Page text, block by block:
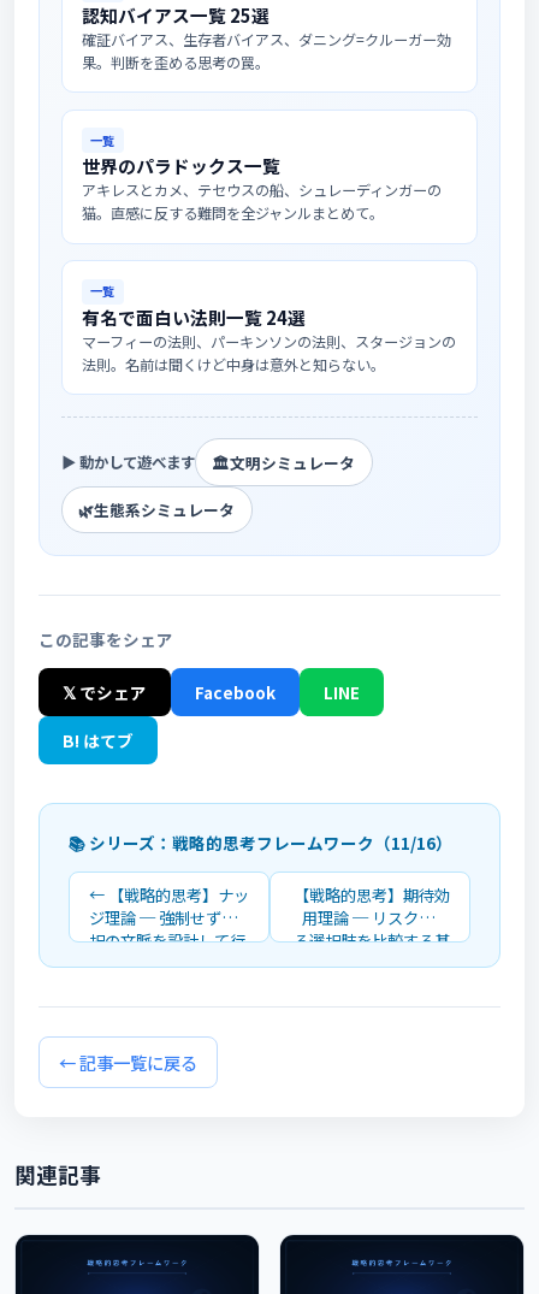
認知バイアス一覧 25選
確証バイアス、生存者バイアス、ダニング=クルーガー効
果。判断を歪める思考の罠。
一覧
世界のパラドックス一覧
アキレスとカメ、テセウスの船、シュレーディンガーの
猫。直感に反する難問を全ジャンルまとめて。
一覧
有名で面白い法則一覧 24選
マーフィーの法則、パーキンソンの法則、スタージョンの
法則。名前は聞くけど中身は意外と知らない。
▶ 動かして遊べます 🏛️文明シミュレータ
🌿生態系シミュレータ
この記事をシェア
𝕏 でシェア Facebook
LINE
B! はてブ
📚 シリーズ：戦略的思考フレームワーク（11/16）
← 【戦略的思考】ナッ
ジ理論 ─ 強制せず選
択の文脈を設計して行
動を変える
【戦略的思考】期待効
用理論 ─ リスクのあ
る選択肢を比較する基
礎理論 →
← 記事一覧に戻る
関連記事